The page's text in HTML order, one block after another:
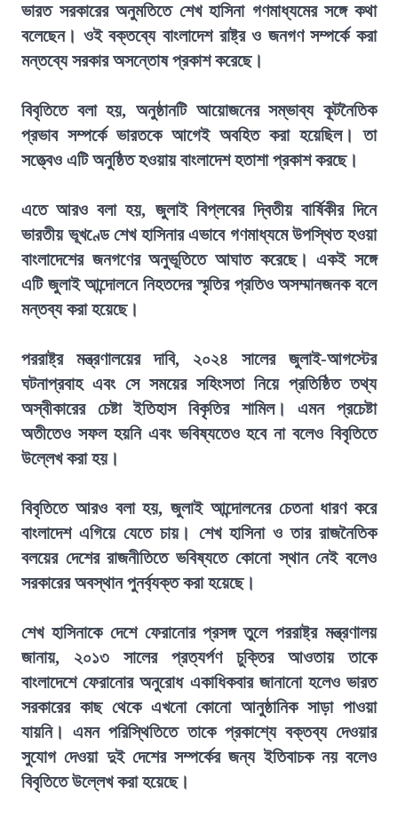
ভারত সরকারের অনুমতিতে শেখ হাসিনা গণমাধ্যমের সঙ্গে কথা
বলেছেন। ওই বক্তব্যে বাংলাদেশ রাষ্ট্র ও জনগণ সম্পর্কে করা
মন্তব্যে সরকার অসন্তোষ প্রকাশ করেছে।
বিবৃতিতে বলা হয়, অনুষ্ঠানটি আয়োজনের সম্ভাব্য কূটনৈতিক
প্রভাব সম্পর্কে ভারতকে আগেই অবহিত করা হয়েছিল। তা
সত্ত্বেও এটি অনুষ্ঠিত হওয়ায় বাংলাদেশ হতাশা প্রকাশ করছে।
এতে আরও বলা হয়, জুলাই বিপ্লবের দ্বিতীয় বার্ষিকীর দিনে
ভারতীয় ভূখণ্ডে শেখ হাসিনার এভাবে গণমাধ্যমে উপস্থিত হওয়া
বাংলাদেশের জনগণের অনুভূতিতে আঘাত করেছে। একই সঙ্গে
এটি জুলাই আন্দোলনে নিহতদের স্মৃতির প্রতিও অসম্মানজনক বলে
মন্তব্য করা হয়েছে।
পররাষ্ট্র মন্ত্রণালয়ের দাবি, ২০২৪ সালের জুলাই-আগস্টের
ঘটনাপ্রবাহ এবং সে সময়ের সহিংসতা নিয়ে প্রতিষ্ঠিত তথ্য
অস্বীকারের চেষ্টা ইতিহাস বিকৃতির শামিল। এমন প্রচেষ্টা
অতীতেও সফল হয়নি এবং ভবিষ্যতেও হবে না বলেও বিবৃতিতে
উল্লেখ করা হয়।
বিবৃতিতে আরও বলা হয়, জুলাই আন্দোলনের চেতনা ধারণ করে
বাংলাদেশ এগিয়ে যেতে চায়। শেখ হাসিনা ও তার রাজনৈতিক
বলয়ের দেশের রাজনীতিতে ভবিষ্যতে কোনো স্থান নেই বলেও
সরকারের অবস্থান পুনর্ব্যক্ত করা হয়েছে।
শেখ হাসিনাকে দেশে ফেরানোর প্রসঙ্গ তুলে পররাষ্ট্র মন্ত্রণালয়
জানায়, ২০১৩ সালের প্রত্যর্পণ চুক্তির আওতায় তাকে
বাংলাদেশে ফেরানোর অনুরোধ একাধিকবার জানানো হলেও ভারত
সরকারের কাছ থেকে এখনো কোনো আনুষ্ঠানিক সাড়া পাওয়া
যায়নি। এমন পরিস্থিতিতে তাকে প্রকাশ্যে বক্তব্য দেওয়ার
সুযোগ দেওয়া দুই দেশের সম্পর্কের জন্য ইতিবাচক নয় বলেও
বিবৃতিতে উল্লেখ করা হয়েছে।